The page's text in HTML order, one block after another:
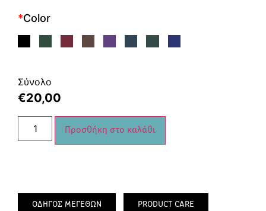
*Color
Σύνολο
€20,00
Προσθήκη στο καλάθι
ΟΔΗΓΟΣ ΜΕΓΕΘΩΝ PRODUCT CARE